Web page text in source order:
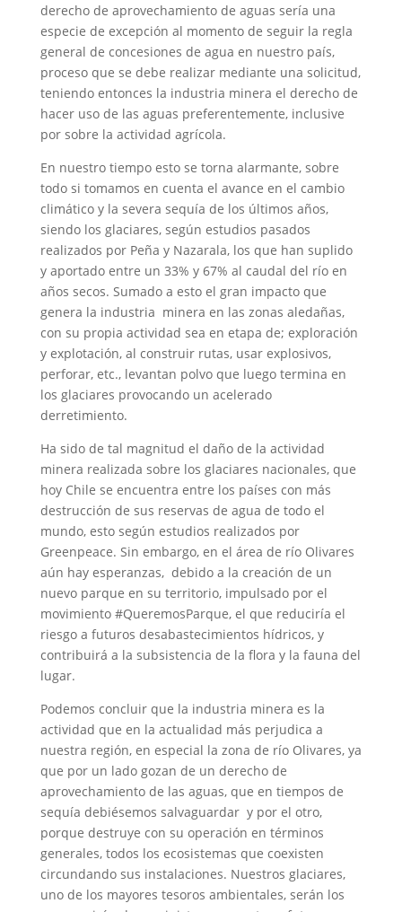
derecho de aprovechamiento de aguas sería una
especie de excepción al momento de seguir la regla
general de concesiones de agua en nuestro país,
proceso que se debe realizar mediante una solicitud,
teniendo entonces la industria minera el derecho de
hacer uso de las aguas preferentemente, inclusive
por sobre la actividad agrícola.
En nuestro tiempo esto se torna alarmante, sobre
todo si tomamos en cuenta el avance en el cambio
climático y la severa sequía de los últimos años,
siendo los glaciares, según estudios pasados
realizados por Peña y Nazarala, los que han suplido
y aportado entre un 33% y 67% al caudal del río en
años secos. Sumado a esto el gran impacto que
genera la industria minera en las zonas aledañas,
con su propia actividad sea en etapa de; exploración
y explotación, al construir rutas, usar explosivos,
perforar, etc., levantan polvo que luego termina en
los glaciares provocando un acelerado
derretimiento.
Ha sido de tal magnitud el daño de la actividad
minera realizada sobre los glaciares nacionales, que
hoy Chile se encuentra entre los países con más
destrucción de sus reservas de agua de todo el
mundo, esto según estudios realizados por
Greenpeace. Sin embargo, en el área de río Olivares
aún hay esperanzas, debido a la creación de un
nuevo parque en su territorio, impulsado por el
movimiento #QueremosParque, el que reduciría el
riesgo a futuros desabastecimientos hídricos, y
contribuirá a la subsistencia de la flora y la fauna del
lugar.
Podemos concluir que la industria minera es la
actividad que en la actualidad más perjudica a
nuestra región, en especial la zona de río Olivares, ya
que por un lado gozan de un derecho de
aprovechamiento de las aguas, que en tiempos de
sequía debiésemos salvaguardar y por el otro,
porque destruye con su operación en términos
generales, todos los ecosistemas que coexisten
circundando sus instalaciones. Nuestros glaciares,
uno de los mayores tesoros ambientales, serán los